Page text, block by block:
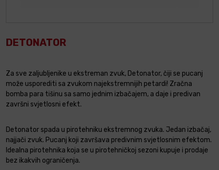
DETONATOR
Za sve zaljubljenike u ekstreman zvuk, Detonator, čiji se pucanj
može usporediti sa zvukom najekstremnijih petardi! Zračna
bomba para tišinu sa samo jednim izbačajem, a daje i predivan
završni svjetlosni efekt.
Detonator spada u pirotehniku ekstremnog zvuka. Jedan izbačaj,
najjači zvuk. Pucanj koji završava predivnim svjetlosnim efektom.
Idealna pirotehnika koja se u pirotehničkoj sezoni kupuje i prodaje
bez ikakvih ograničenja.